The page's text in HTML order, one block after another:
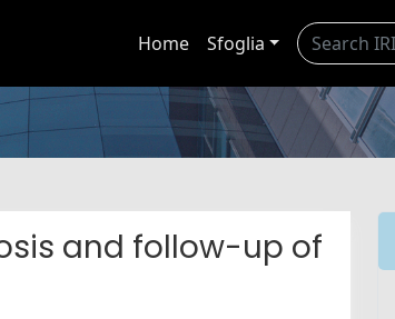
Home Sfoglia
and follow-up of